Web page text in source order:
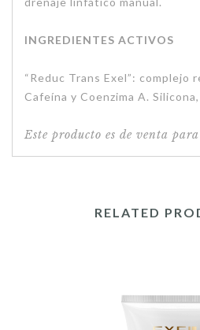
INGREDIENTES ACTIVOS
“Reduc Trans Exel”: complejo
Cafeína y Coenzima A.
Este producto es de venta
RELATED